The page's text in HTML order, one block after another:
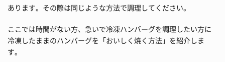
あります。その際は同じような方法で調理してください。
ここでは時間がない方、急いで冷凍ハンバーグを調理したい方に
冷凍したままのハンバーグを「おいしく焼く方法」を紹介しま
す。